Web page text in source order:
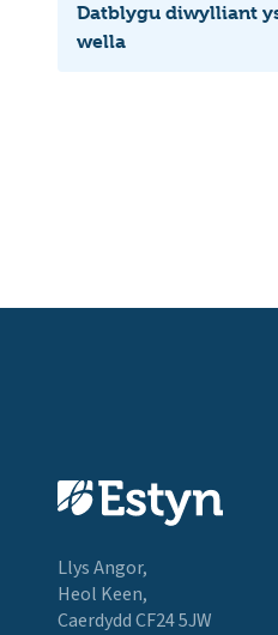
Datblygu diwylliant
wella
Llys Angor,
Heol Keen,
Caerdydd CF24 5JW